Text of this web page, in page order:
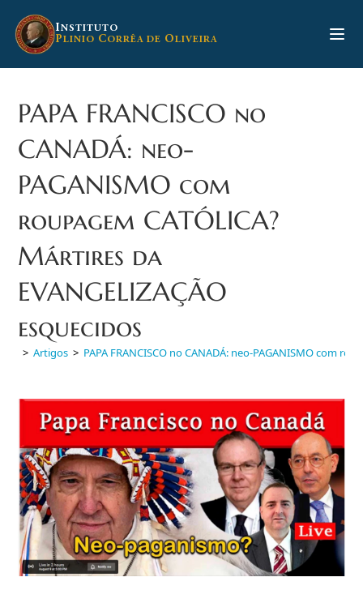
para
INSTITUTO
PLINIO CORRÊA DE OLIVEIRA
PAPA FRANCISCO no
CANADÁ: neo-
PAGANISMO com
roupagem CATÓLICA?
Mártires da
EVANGELIZAÇÃO
esquecidos
> Artigos > PAPA FRANCISCO no CANADÁ: neo-PAGANISMO com